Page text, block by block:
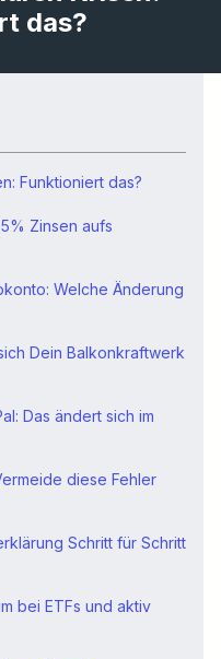
das?
Funktioniert das?
Zinsen aufs
Welche Änderung
Dein Balkonkraftwerk
Das ändert sich im
diese Fehler
Schritt für Schritt
bei ETFs und aktiv